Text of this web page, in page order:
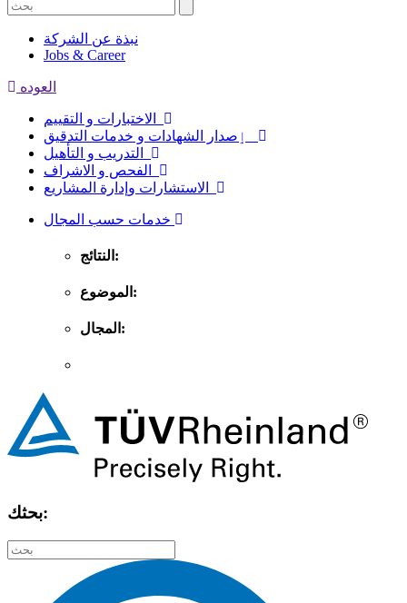
نبذة عن الشركة
Jobs & Career
العوده
النتائج:
الموضوع:
المجال:
بحثك: